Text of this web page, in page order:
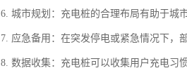
6. 城市规划：充电桩的合理布局有助于城
7. 应急备用：在突发停电或紧急情况下，
8. 数据收集：充电桩可以收集用户充电习